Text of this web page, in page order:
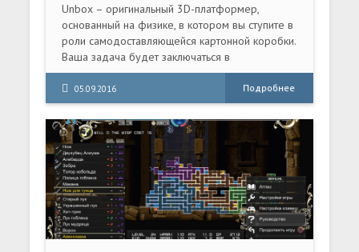
Unbox – оригинальный 3D-платформер,
основанный на физике, в котором вы ступите в
роли самодоставляющейся картонной коробки.
Ваша задача будет заключаться в
тестировании нового революционного
почтового сервиса до его внедрения на
рынок. Наслаждайтесь эпическим одиночным
приключением или пригласите своих друзей
для веселья в локальных
многопользовательских сражениях и гонках
для 4 игроков.
05.09.2016 Подробнее